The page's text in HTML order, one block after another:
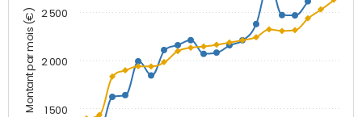
Montant par mois (€) 1 500
2 000
2 500